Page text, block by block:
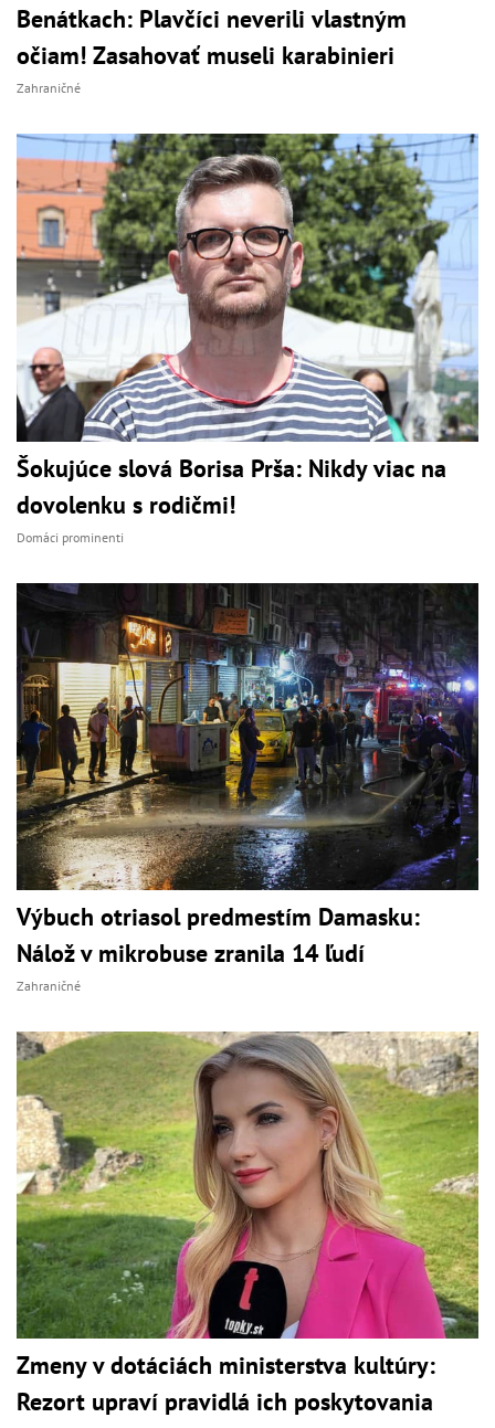
Benátkach: Plavčíci neverili vlastným
očiam! Zasahovať museli karabinieri
Zahraničné
Šokujúce slová Borisa Prša: Nikdy viac na
dovolenku s rodičmi!
Domáci prominenti
Výbuch otriasol predmestím Damasku:
Nálož v mikrobuse zranila 14 ľudí
Zahraničné
Zmeny v dotáciách ministerstva kultúry:
Rezort upraví pravidlá ich poskytovania